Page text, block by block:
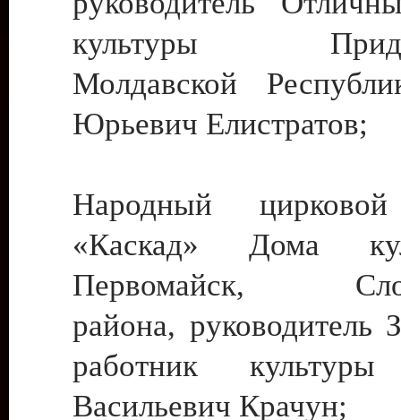
культуры
Молдавской
Юрьевич Елистратов;
Народный цирковой
«Каскад» Дома
Первомайск,
района, руководитель
работник культуры
Васильевич Крачун;